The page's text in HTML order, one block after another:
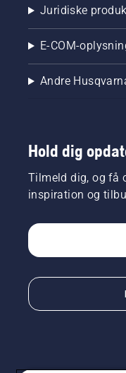
Juridiske
E-COM-
Andre
Hold dig
Tilmeld dig, og få
inspiration og